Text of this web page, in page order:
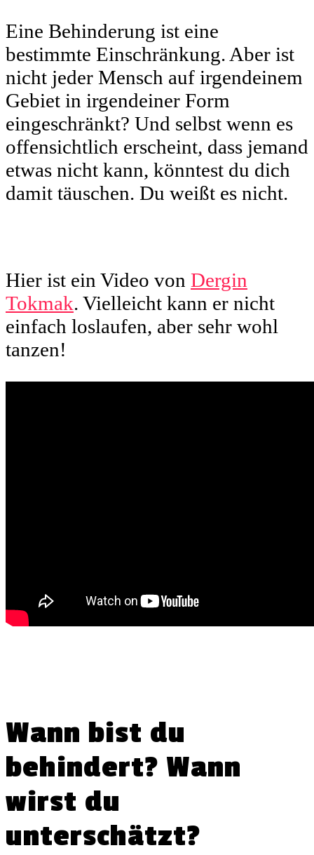
Eine Behinderung ist eine
bestimmte Einschränkung. Aber ist
nicht jeder Mensch auf irgendeinem
Gebiet in irgendeiner Form
eingeschränkt? Und selbst wenn es
offensichtlich erscheint, dass jemand
etwas nicht kann, könntest du dich
damit täuschen. Du weißt es nicht.
Hier ist ein Video von Dergin
Tokmak. Vielleicht kann er nicht
einfach loslaufen, aber sehr wohl
tanzen!
Wann bist du
behindert? Wann
wirst du
unterschätzt?